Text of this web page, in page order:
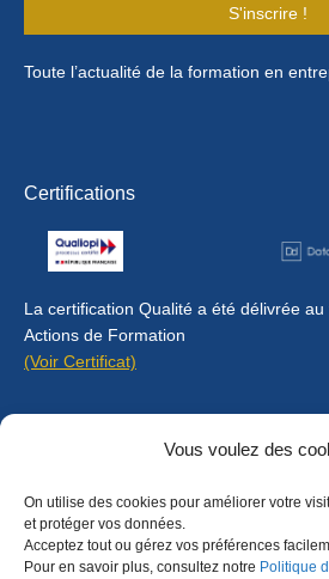
Vous voulez des
On utilise des cookies pour améliorer votre
et protéger vos données.
Acceptez tout ou gérez vos préférences
Pour en savoir plus, consultez notre Politique
S'inscrire !
Toute l’actualité de la formation en
Certifications
La certification Qualité a été délivrée
Actions de Formation
(Voir Certificat)
Règlement intérieur
CGU